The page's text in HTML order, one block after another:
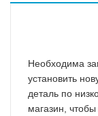
Необходима
установить
деталь по
магазин,